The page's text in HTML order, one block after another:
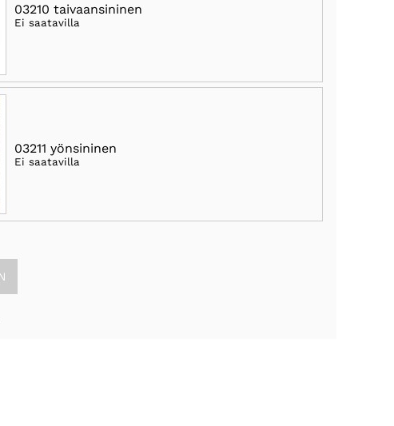
03210 taivaansininen
Ei saatavilla
03211 yönsininen
Ei saatavilla